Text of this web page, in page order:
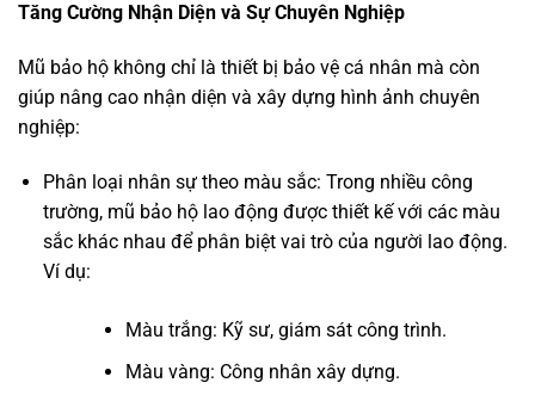
Tăng Cường Nhận Diện và Sự Chuyên Nghiệp
Mũ bảo hộ không chỉ là thiết bị bảo vệ cá nhân mà còn
giúp nâng cao nhận diện và xây dựng hình ảnh chuyên
nghiệp:
Phân loại nhân sự theo màu sắc: Trong nhiều công
trường, mũ bảo hộ lao động được thiết kế với các màu
sắc khác nhau để phân biệt vai trò của người lao động.
Ví dụ:
Màu trắng: Kỹ sư, giám sát công trình.
Màu vàng: Công nhân xây dựng.